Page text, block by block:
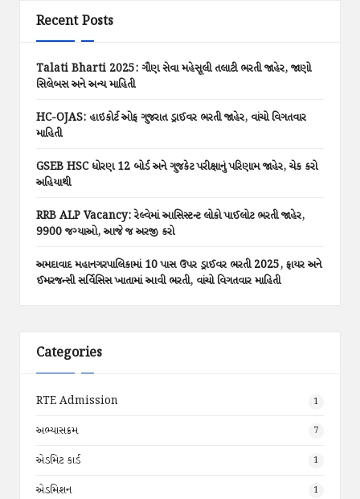
Recent Posts
Talati Bharti 2025: ગૌણ સેવા મહેસૂલી તલાટી ભરતી જાહેર, જાણો
સિલેબસ અને અન્ય માહિતી
HC-OJAS: હાઇકોર્ટ ઓફ ગુજરાત ડ્રાઈવર ભરતી જાહેર, વાંચો વિગતવાર
માહિતી
GSEB HSC ધોરણ 12 બોર્ડ અને ગુજકેટ પરીક્ષાનું પરિણામ જાહેર, ચેક કરો
અહિયાથી
RRB ALP Vacancy: રેલ્વેમાં આસિસ્ટન્ટ લોકો પાઈલોટ ભરતી જાહેર,
9900 જગ્યાઓ, આજે જ અરજી કરો
અમદાવાદ મહાનગરપાલિકામાં 10 પાસ ઉપર ડ્રાઈવર ભરતી 2025, ફાયર અને
ઈમરજન્સી સર્વિસિસ ખાતામાં આવી ભરતી, વાંચો વિગતવાર માહિતી
Categories
RTE Admission 1
અભ્યાસક્રમ 7
એડમિટ કાર્ડ 1
એડમિશન 1